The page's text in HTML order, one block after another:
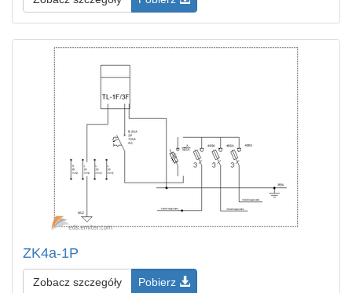
ZK4a-1P
Zobacz szczegóły Pobierz